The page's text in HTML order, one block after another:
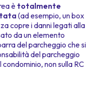
è totalmente
(ad esempio, un box
copre i danni legati alla
da un elemento
del parcheggio che si
del parcheggio
non sulla RC